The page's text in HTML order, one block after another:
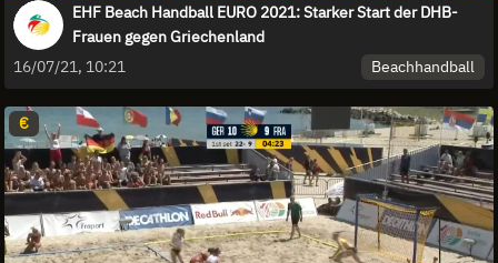
EHF Beach Handball EURO 2021: Starker Start der DHB-
Frauen gegen Griechenland
16/07/21, 10:21
Beachhandball
€